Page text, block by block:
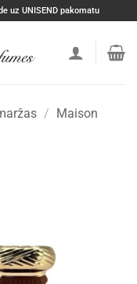
uz UNISEND pakomatu
/ Maison